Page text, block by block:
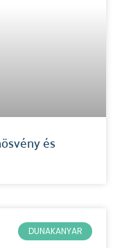
és
DUNAKANYAR